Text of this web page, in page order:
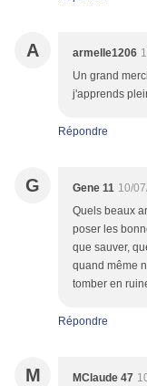
A armelle1206
Un grand
j'apprends
Répondre
G Gene 11 10/
Quels beaux
poser les
que sauver,
quand même
tomber en
Répondre
M MClaude 47